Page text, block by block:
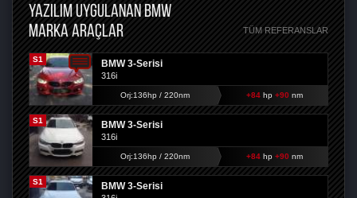
YAZILIM UYGULANAN BMW
MARKA ARAÇLAR
TÜM REFERANSLAR
S1 BMW 3-Serisi
316i
Orj:136hp / 220nm +84hp +90 nm
S1 BMW 3-Serisi
316i
Orj:136hp / 220nm +84hp +90 nm
S1 BMW 3-Serisi